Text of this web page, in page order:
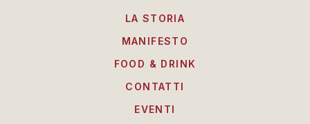
LA STORIA
MANIFESTO
FOOD & DRINK
CONTATTI
EVENTI